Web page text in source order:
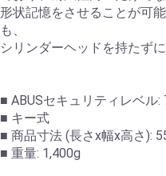
形状記憶をさせることが可
も、
シリンダーヘッドを持たず
■ ABUSセキュリティレベル:
■ キー式
■ 商品寸法 (長さx幅x高さ):
■ 重量: 1,400g